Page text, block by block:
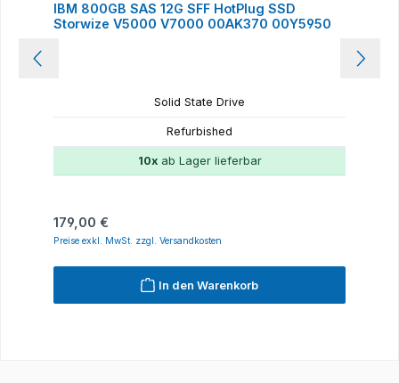
IBM 800GB SAS 12G SFF HotPlug SSD
Storwize V5000 V7000 00AK370 00Y5950
Solid State Drive
Refurbished
10xab Lager lieferbar
Regulärer Preis:
179,00 €
Preise exkl. MwSt. zzgl. Versandkosten
In den Warenkorb